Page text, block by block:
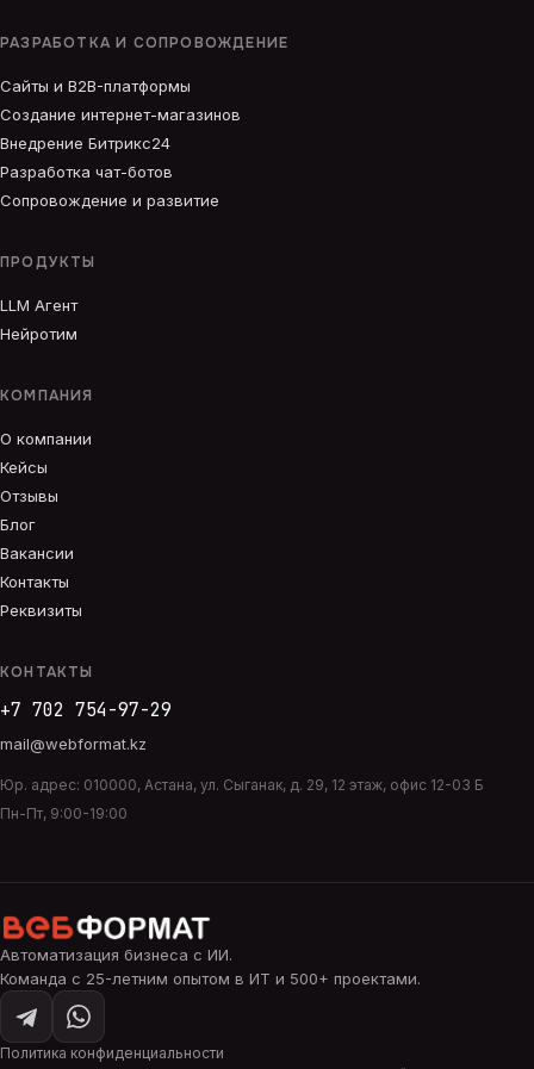
РАЗРАБОТКА И СОПРОВОЖДЕНИЕ
Сайты и B2B-платформы
Создание интернет-магазинов
Внедрение Битрикс24
Разработка чат-ботов
Сопровождение и развитие
ПРОДУКТЫ
LLM Агент
Нейротим
КОМПАНИЯ
О компании
Кейсы
Отзывы
Блог
Вакансии
Контакты
Реквизиты
КОНТАКТЫ
+7 702 754-97-29
mail@webformat.kz
Юр. адрес: 010000, Астана, ул. Сыганак, д. 29, 12 этаж, офис 12-03 Б
Пн-Пт, 9:00-19:00
Политика конфиденциальности
Автоматизация бизнеса с ИИ.
Команда с 25-летним опытом в ИТ и 500+ проектами.